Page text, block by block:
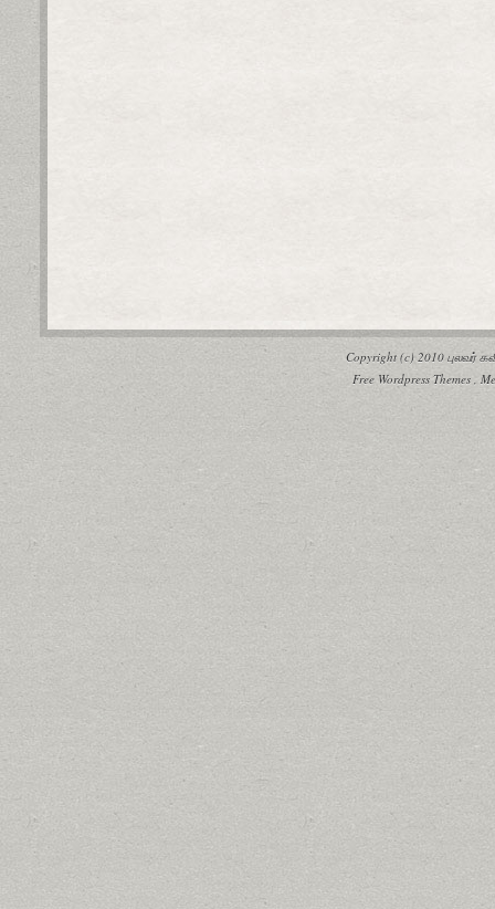
Copyright (c) 2010 புலவர்
Free Wordpress Themes ,